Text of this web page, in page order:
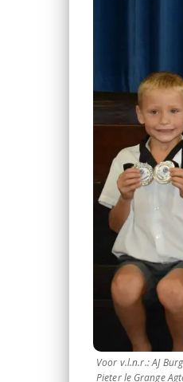
Voor v.l.n.r.: AJ
Pieter le Grange